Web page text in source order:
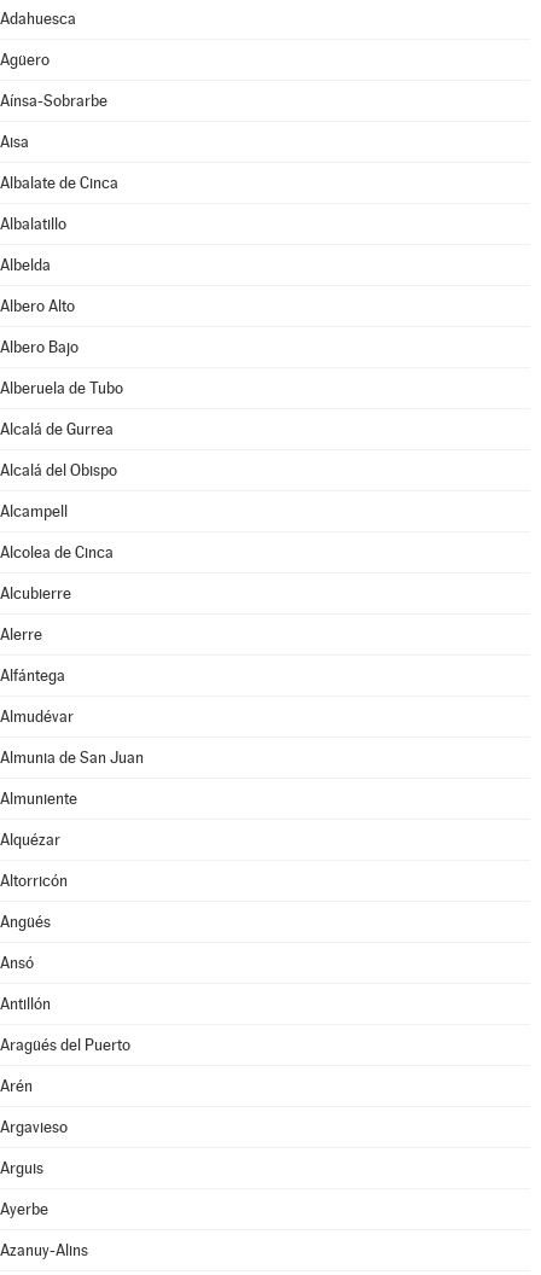
Adahuesca
Agüero
Aínsa-Sobrarbe
Aisa
Albalate de Cinca
Albalatillo
Albelda
Albero Alto
Albero Bajo
Alberuela de Tubo
Alcalá de Gurrea
Alcalá del Obispo
Alcampell
Alcolea de Cinca
Alcubierre
Alerre
Alfántega
Almudévar
Almunia de San Juan
Almuniente
Alquézar
Altorricón
Angüés
Ansó
Antillón
Aragüés del Puerto
Arén
Argavieso
Arguis
Ayerbe
Azanuy-Alins